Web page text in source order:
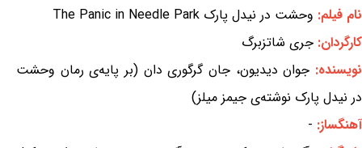
نام فیلم: وحشت در نیدل پارک The Panic in Needle Park
کارگردان: جری شاتزبرگ
نویسنده: جوان دیدیون، جان گرگوری دان (بر پایه‌ی رمان وحشت
در نیدل پارک نوشته‌ی جیمز میلز)
آهنگساز: -